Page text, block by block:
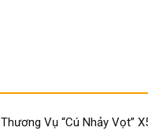
Thương Vụ “Cú Nhảy Vọt”